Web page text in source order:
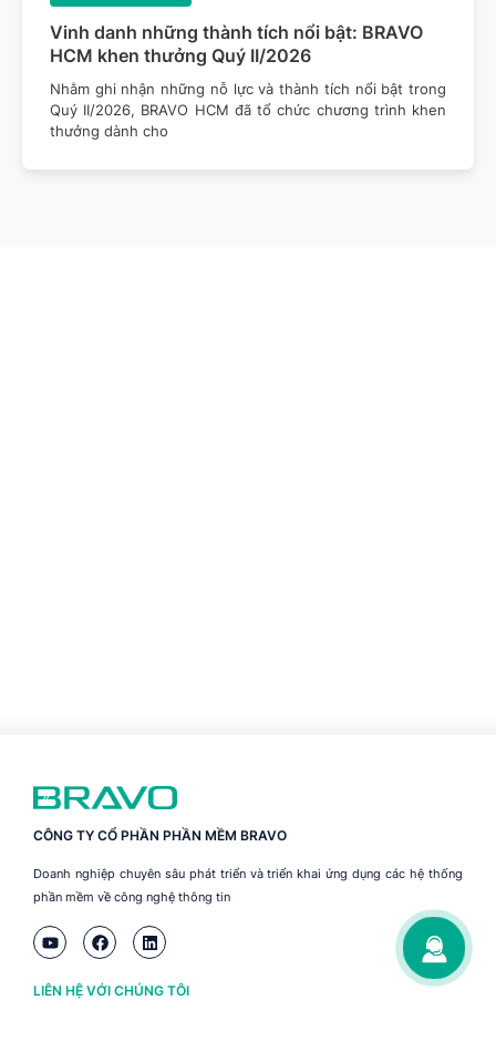
Vinh danh những thành tích nổi bật: BRAVO
HCM khen thưởng Quý II/2026
Nhằm ghi nhận những nỗ lực và thành tích nổi bật trong
Quý II/2026, BRAVO HCM đã tổ chức chương trình khen
thưởng dành cho
CÔNG TY CỔ PHẦN PHẦN MỀM BRAVO
Doanh nghiệp chuyên sâu phát triển và triển khai ứng dụng các hệ thống
phần mềm về công nghệ thông tin
LIÊN HỆ VỚI CHÚNG TÔI